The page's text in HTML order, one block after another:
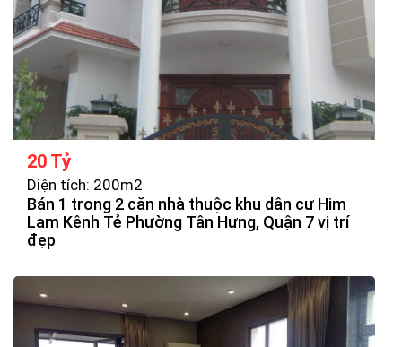
20 Tỷ
Diện tích: 200m2
Bán 1 trong 2 căn nhà thuộc khu dân cư Him
Lam Kênh Tẻ Phường Tân Hưng, Quận 7 vị trí
đẹp